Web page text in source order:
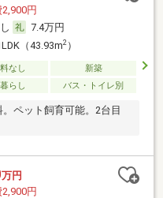
円
7.4万円
（43.93m2）
なし
新築
らし バス・トイレ別
ペット飼育可能。2台目
万円
円